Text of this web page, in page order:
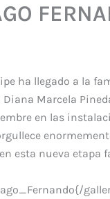
ha llegado a la
Marcela
en las
esta nueva etapa